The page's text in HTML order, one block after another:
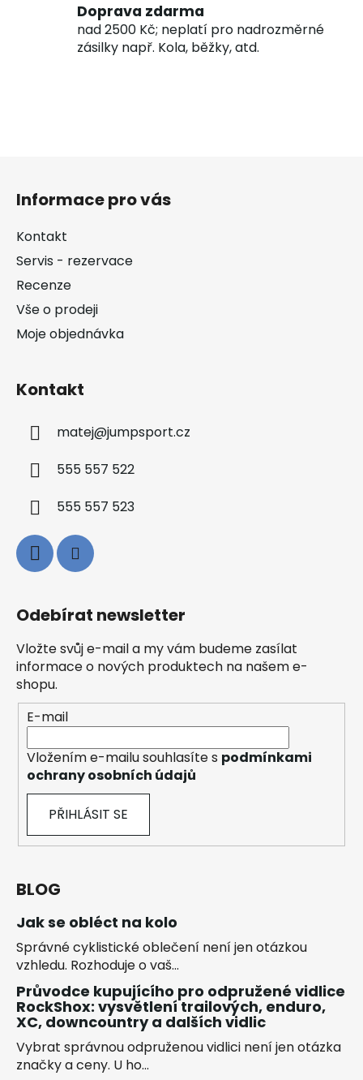
Doprava zdarma
nad 2500 Kč; neplatí pro nadrozměrné
zásilky např. Kola, běžky, atd.
Informace pro vás
Kontakt
Servis - rezervace
Recenze
Vše o prodeji
Moje objednávka
Kontakt
matej@jumpsport.cz
555 557 522
555 557 523
Odebírat newsletter
Vložte svůj e-mail a my vám budeme zasílat
informace o nových produktech na našem e-
shopu.
E-mail
Vložením e-mailu souhlasíte s podmínkami
ochrany osobních údajů
PŘIHLÁSIT SE
BLOG
Jak se obléct na kolo
Správné cyklistické oblečení není jen otázkou
vzhledu. Rozhoduje o vaš...
Průvodce kupujícího pro odpružené vidlice
RockShox: vysvětlení trailových, enduro,
XC, downcountry a dalších vidlic
Vybrat správnou odpruženou vidlici není jen otázka
značky a ceny. U ho...